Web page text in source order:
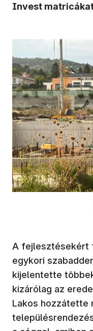
Invest
A fejlesztésekért
egykori
kijelentette
kizárólag az
Lakos hozzátette